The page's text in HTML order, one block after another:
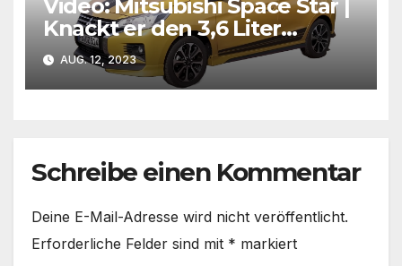
Video: Mitsubishi Space Star |
Knackt er den 3,6 Liter
Rekord? | asphalt.art
AUG. 12, 2023
Schreibe einen Kommentar
Deine E-Mail-Adresse wird nicht veröffentlicht.
Erforderliche Felder sind mit * markiert